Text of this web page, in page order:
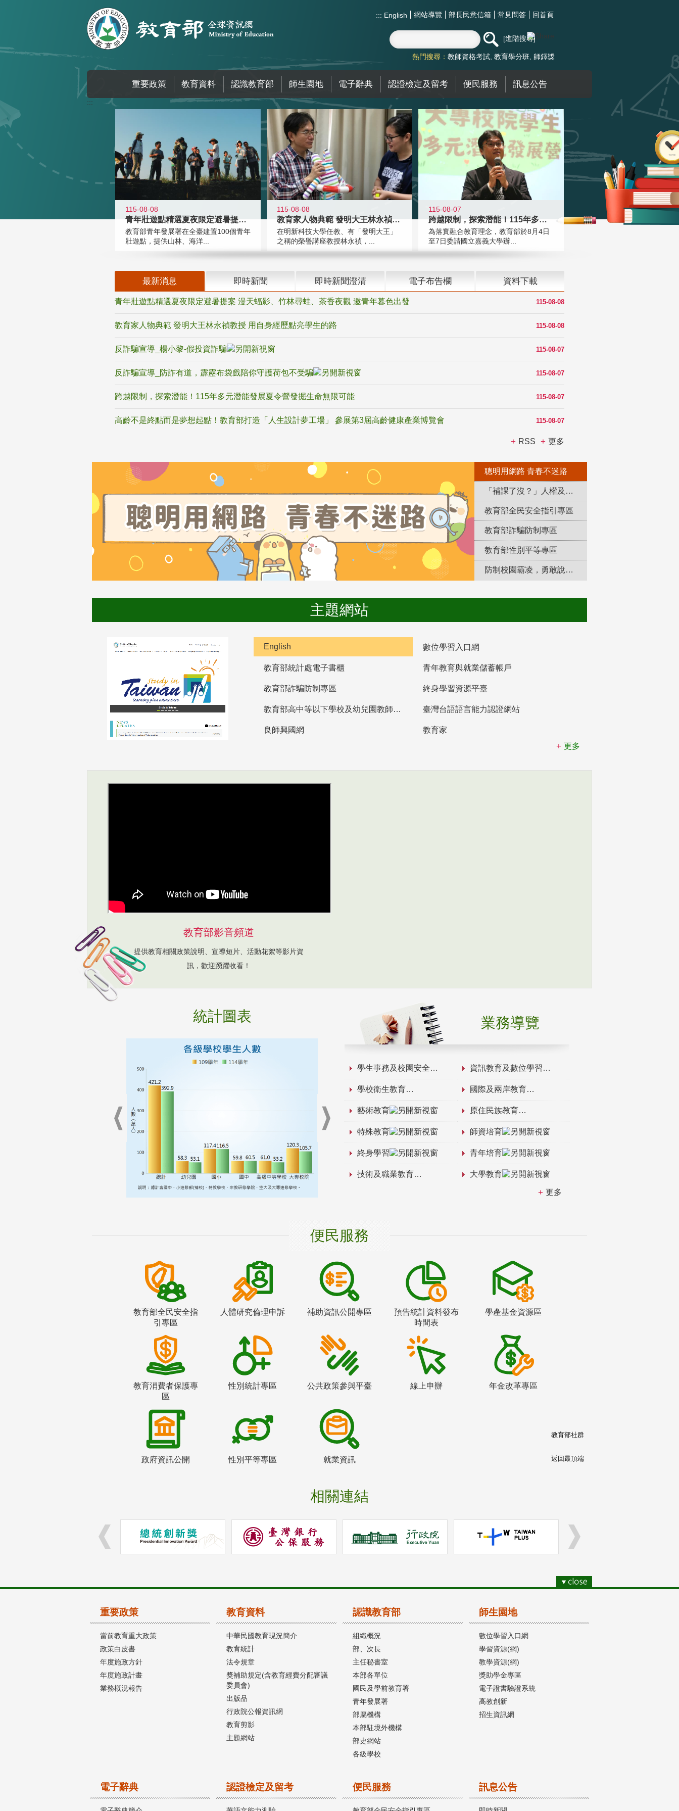
::: English 網站導覽 部長民意信箱 常見問答 回首頁
進階搜尋
熱門搜尋： 教師資格考試 教育學分班 師鐸獎
重要政策 教育資料 認識教育部 師生園地 電子辭典 認證檢定及留考 便民服務 訊息公告
:::
115-08-08
青年壯遊點精選夏夜限定避暑提案 漫
教育部青年發展署在全臺建置100個青年
壯遊點，提供山林、海洋...
115-08-08
教育家人物典範 發明大王林永禎教授
在明新科技大學任教、有「發明大王」
之稱的榮譽講座教授林永禎，...
115-08-07
跨越限制，探索潛能！115年多元潛
為落實融合教育理念，教育部於8月4日
至7日委請國立嘉義大學辦...
最新消息 即時新聞 即時新聞澄清 電子布告欄 資料下載
115-08-08
青年壯遊點精選夏夜限定避暑提案 漫天蝠影、竹林尋蛙、茶香夜觀 邀青年暮色出發
115-08-08
教育家人物典範 發明大王林永禎教授 用自身經歷點亮學生的路
115-08-07
反詐騙宣導_楊小黎-假投資詐騙
115-08-07
反詐騙宣導_防詐有道，霹靂布袋戲陪你守護荷包不受騙
115-08-07
跨越限制，探索潛能！115年多元潛能發展夏令營發掘生命無限可能
115-08-07
高齡不是終點而是夢想起點！教育部打造「人生設計夢工場」 參展第3屆高齡健康產業博覽會
RSS 更多
聰明用網路 青春不迷路
「補課了沒？」人權及轉型正義教育專區
教育部全民安全指引專區
教育部詐騙防制專區
教育部性別平等專區
防制校園霸凌，勇敢說出來！
主題網站
English 數位學習入口網
教育部統計處電子書櫃 青年教育與就業儲蓄帳戶
教育部詐騙防制專區 終身學習資源平臺
教育部高中等以下學校及幼兒園教師資格檢定考試 臺灣台語語言能力認證網站
良師興國網
教育家
更多
教育部影音頻道
提供教育相關政策說明、宣導短片、活動花絮等影片資
訊，歡迎踴躍收看！
統計圖表 業務導覽
學生事務及校園安全 資訊教育及數位學習
學校衛生教育 國際及兩岸教育
藝術教育 原住民族教育
特殊教育 師資培育
終身學習 青年培育
技術及職業教育 大學教育
更多
便民服務
教育部全民安全指
引專區
人體研究倫理申訴 補助資訊公開專區
預告統計資料發布
時間表
學產基金資源區
教育消費者保護專
區
性別統計專區 公共政策參與平臺 線上申辦 年金改革專區
政府資訊公開 性別平等專區 就業資訊
相關連結
教育部社群
返回最頂端
重要政策
當前教育重大政策
政策白皮書
年度施政方針
年度施政計畫
業務概況報告
教育資料
中華民國教育現況簡介
教育統計
法令規章
獎補助規定(含教育經費分配審議
委員會)
出版品
行政院公報資訊網
教育剪影
主題網站
認識教育部
組織概況
部、次長
主任秘書室
本部各單位
國民及學前教育署
青年發展署
部屬機構
本部駐境外機構
部史網站
各級學校
師生園地
數位學習入口網
學習資源(網)
教學資源(網)
獎助學金專區
電子證書驗證系統
高教創新
招生資訊網
電子辭典 認證檢定及留考 便民服務 訊息公告